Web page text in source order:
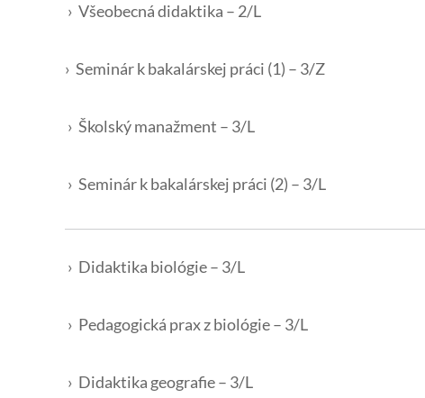
› Všeobecná didaktika – 2/L
› Seminár k bakalárskej práci (1) – 3/Z
› Školský manažment – 3/L
› Seminár k bakalárskej práci (2) – 3/L
› Didaktika biológie – 3/L
› Pedagogická prax z biológie – 3/L
› Didaktika geografie – 3/L